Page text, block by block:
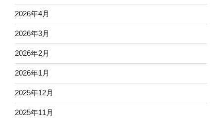
2026年4月
2026年3月
2026年2月
2026年1月
2025年12月
2025年11月